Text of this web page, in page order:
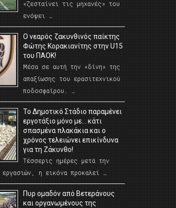
«ζεσταίνει τις μηχανές» του
ενόψει …
O νεαρός ζακυνθινός παίκτης
Φώτης Κορακιανίτης στην U15
του ΠΑΟΚ!
Μέσα σε αυτή την «δίνη» της
απαξίωσης του ερασιτεχνικού
ποδοσφαίρου. …
Το Δημοτικό Στάδιο παραμένει
εργοτάξιο μόνο με… κάτι
σπασμένα πλακάκια και ο
χρόνος τελειώνει επικίνδυνα
για τη Ζάκυνθο!
Τέσσερις ημέρες μετά την
εργασιών, η εικόνα προκαλεί …
Πυρ ομαδόν από Βετεράνους
και οργανωμένους της